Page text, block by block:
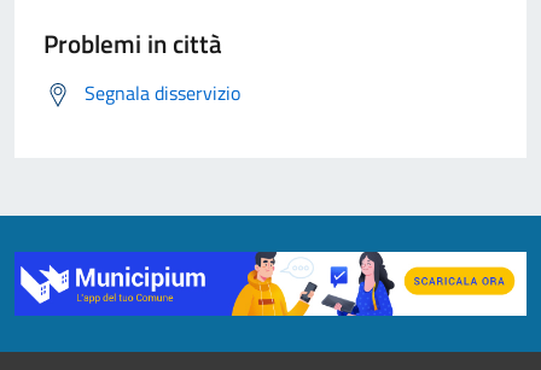
Problemi in città
Segnala disservizio